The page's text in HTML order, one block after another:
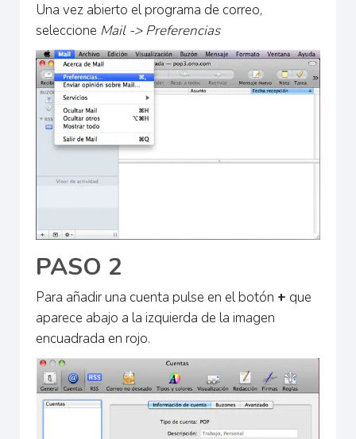
Una vez abierto el programa de correo,
seleccione Mail -> Preferencias
PASO 2
Para añadir una cuenta pulse en el botón + que
aparece abajo a la izquierda de la imagen
encuadrada en rojo.